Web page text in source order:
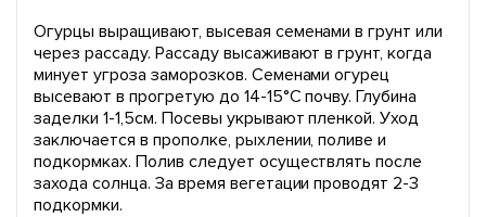
Огурцы выращивают, высевая семенами в грунт или
через рассаду. Рассаду высаживают в грунт, когда
минует угроза заморозков. Семенами огурец
высевают в прогретую до 14-15°С почву. Глубина
заделки 1-1,5см. Посевы укрывают пленкой. Уход
заключается в прополке, рыхлении, поливе и
подкормках. Полив следует осуществлять после
захода солнца. За время вегетации проводят 2-3
подкормки.